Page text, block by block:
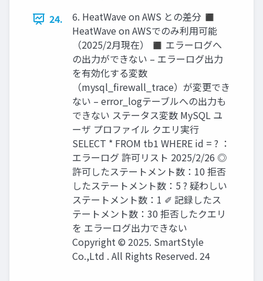
24.
6. HeatWave on AWS との差分 ◼
HeatWave on AWSでのみ利用可能
（2025/2月現在） ◼ エラーログへ
の出力ができない – エラーログ出力
を有効化する変数
（mysql_firewall_trace）が変更でき
ない – error_logテーブルへの出力も
できない ステータス変数 MySQL ユ
ーザ プロファイル クエリ実行
SELECT * FROM tb1 WHERE id = ? ：
エラーログ 許可リスト 2025/2/26 ◎
許可したステートメント数：10 拒否
したステートメント数：5 ? 疑わしい
ステートメント数：1 ✐ 記録したス
テートメント数：30 拒否したクエリ
を エラーログ出力できない
Copyright © 2025. SmartStyle
Co.,Ltd . All Rights Reserved. 24